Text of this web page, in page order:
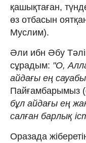
қашықтаған,
өз отбасын
Муслим).
Әли ибн Әбу
сұрадым: "О,
айдағы ең
Пайғамбарымыз
бұл айдағы ең
салған барлық
Оразада